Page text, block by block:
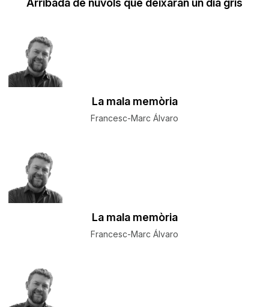
Arribada de núvols que deixaran un dia gris
La mala memòria
Francesc-Marc Álvaro
La mala memòria
Francesc-Marc Álvaro